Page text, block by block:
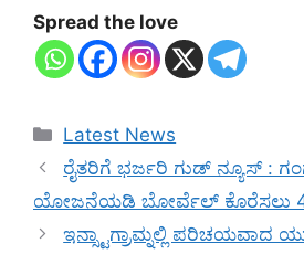
Spread the love
Categories
Latest News
ರೈತರಿಗೆ ಭರ್ಜರಿ ಗುಡ್‌ ನ್ಯೂಸ್ :‌
ಯೋಜನೆಯಡಿ ಬೋರ್ವೆಲ್ ಕೊರೆಸಲು 4
ಇನ್ಸ್ಟಾಗ್ರಾಮ್ನಲ್ಲಿ